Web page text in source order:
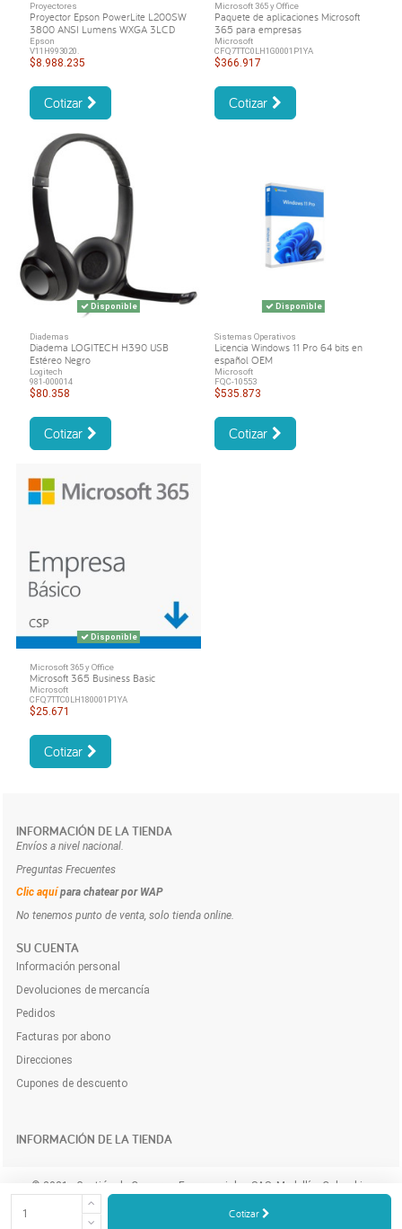
Cotizar
Proyectores
Proyector Epson PowerLite L200SW
3800 ANSI Lumens WXGA 3LCD
Epson
V11H993020.
$8.988.235
Cotizar
Microsoft 365 y Office
Paquete de aplicaciones Microsoft
365 para empresas
Microsoft
CFQ7TTC0LH1G0001P1YA
$366.917
Cotizar
Disponible
Diademas
Diadema LOGITECH H390 USB
Estéreo Negro
Logitech
981-000014
$80.358
Cotizar
Disponible
Sistemas Operativos
Licencia Windows 11 Pro 64 bits en
español OEM
Microsoft
FQC-10553
$535.873
Cotizar
Disponible
Microsoft 365 y Office
Microsoft 365 Business Basic
Microsoft
CFQ7TTC0LH180001P1YA
$25.671
Cotizar
INFORMACIÓN DE LA TIENDA
Envíos a nivel nacional.
Preguntas Frecuentes
Clic aquí para chatear por WAP
No tenemos punto de venta, solo tienda online.
INFORMACIÓN DE LA TIENDA
SU CUENTA
Información personal
Devoluciones de mercancía
Pedidos
Facturas por abono
Direcciones
Cupones de descuento
© 2021 - Gestión de Compras Empresariales SAS. Medellín, Colombia.
Compra y cotiza los productos e insumos para tu empresa a domicilio y